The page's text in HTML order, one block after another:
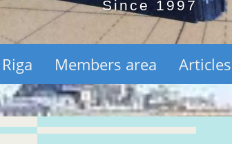
Since 1997
Members area Articles